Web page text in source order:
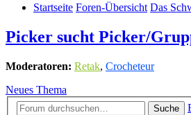
Startseite Foren-Übersicht Das
Picker sucht Picker/
Moderatoren: Retak, Crocheteur
Neues Thema
Suche